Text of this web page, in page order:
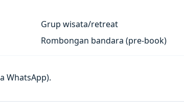
Grup wisata/retreat
Rombongan bandara (pre-book)
WhatsApp).